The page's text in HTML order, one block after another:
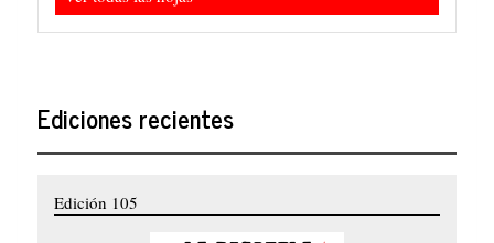
Ediciones recientes
Edición 105